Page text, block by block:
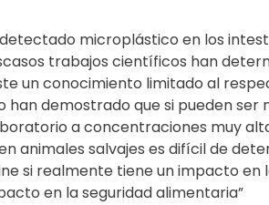
microplástico en los
trabajos científicos han
un conocimiento limitado al
demostrado que si pueden ser
a concentraciones muy
animales salvajes es difícil de
si realmente tiene un impacto en
en la seguridad alimentaria”